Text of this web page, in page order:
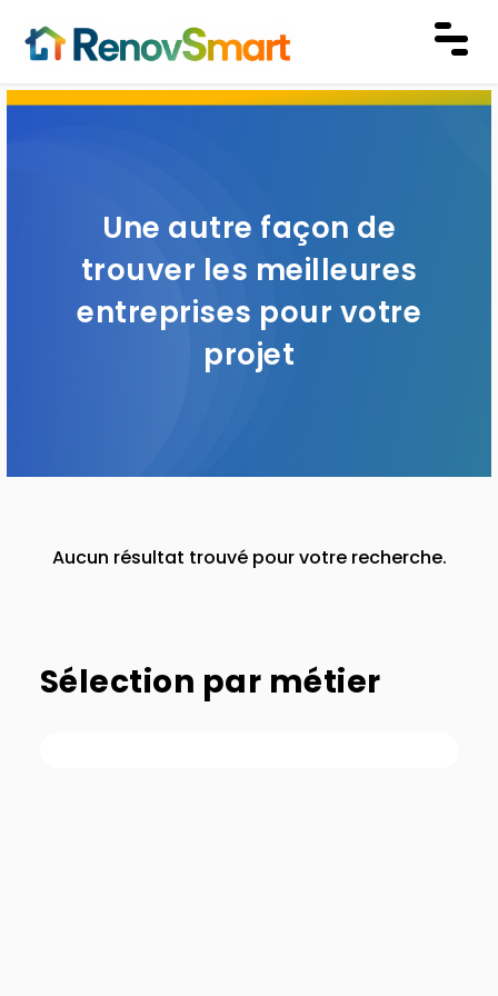
Une autre façon de
trouver les meilleures
entreprises pour votre
projet
Aucun résultat trouvé pour votre recherche.
Sélection par métier